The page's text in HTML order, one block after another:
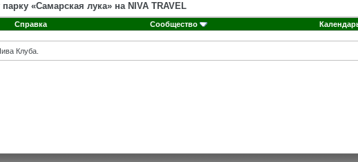
«Самарская лука» на NIVA TRAVEL
Справка Сообщество
Клуба.